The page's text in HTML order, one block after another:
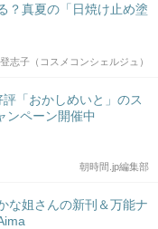
？真夏の「日焼け止め塗
志子（コスメコンシェルジュ）
評「おかしめいと」のス
ンペーン開催中
朝時間.jp編集部
な姐さんの新刊＆万能ナ